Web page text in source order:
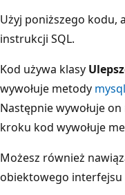
Użyj poniższego kodu,
instrukcji SQL.
Kod używa klasy
wywołuje metody
Następnie wywołuje
kroku kod wywołuje
Możesz również
obiektowego interfejsu